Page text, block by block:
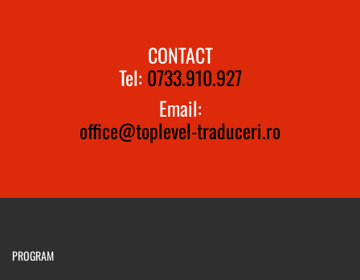
CONTACT
Tel: 0733.910.927
Email:
office@toplevel-traduceri.ro
PROGRAM